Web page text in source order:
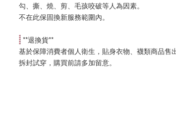
勾、撕、燒、剪、毛孩咬破等人為因素。
不在此保固換新服務範圍內。
**退換貨**
基於保障消費者個人衛生，貼身衣物、襪類商品售
拆封試穿，購買前請多加留意。